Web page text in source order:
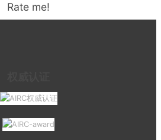
Rate me!